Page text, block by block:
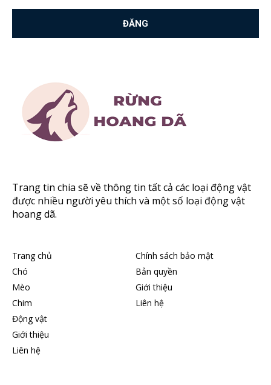
Trang tin chia sẽ về thông tin tất cả các loại động vật
được nhiều người yêu thích và một số loại động vật
hoang dã.
Trang chủ
Chó
Mèo
Chim
Động vật
Giới thiệu
Liên hệ
Chính sách bảo mật
Bản quyền
Giới thiệu
Liên hệ